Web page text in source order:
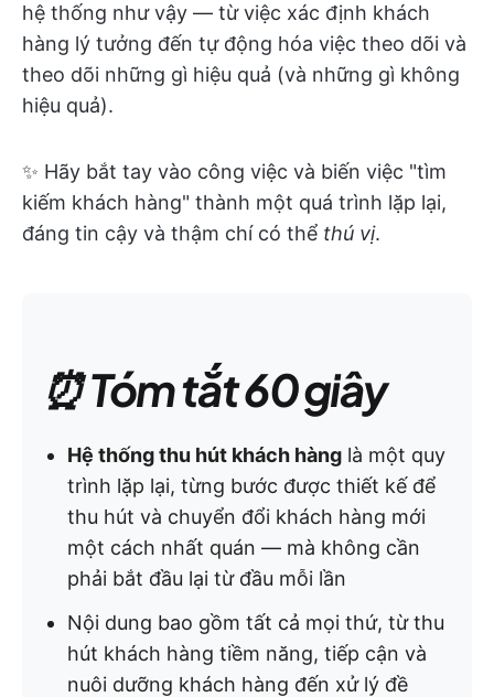
hệ thống như vậy — từ việc xác định khách
hàng lý tưởng đến tự động hóa việc theo dõi và
theo dõi những gì hiệu quả (và những gì không
hiệu quả).
✨ Hãy bắt tay vào công việc và biến việc "tìm
kiếm khách hàng" thành một quá trình lặp lại,
đáng tin cậy và thậm chí có thể thú vị.
⏰ Tóm tắt 60 giây
Hệ thống thu hút khách hàng là một quy
trình lặp lại, từng bước được thiết kế để
thu hút và chuyển đổi khách hàng mới
một cách nhất quán — mà không cần
phải bắt đầu lại từ đầu mỗi lần
Nội dung bao gồm tất cả mọi thứ, từ thu
hút khách hàng tiềm năng, tiếp cận và
nuôi dưỡng khách hàng đến xử lý đề